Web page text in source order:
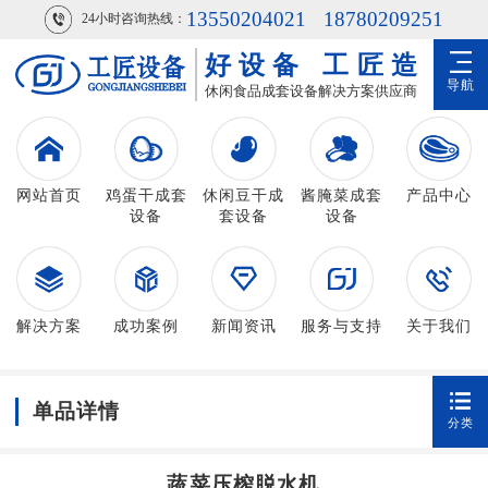
24小时咨询热线： 13550204021 18780209251
好设备 工匠造
休闲食品成套设备解决方案供应商 导航
网站首页
鸡蛋干成套
设备
休闲豆干成
套设备
酱腌菜成套
设备
产品中心
解决方案 成功案例 新闻资讯 服务与支持 关于我们
单品详情
分类